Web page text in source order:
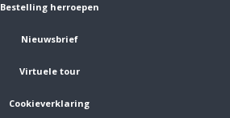
Bestelling herroepen
Nieuwsbrief
Virtuele tour
Cookieverklaring